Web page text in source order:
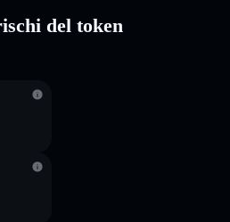
del token